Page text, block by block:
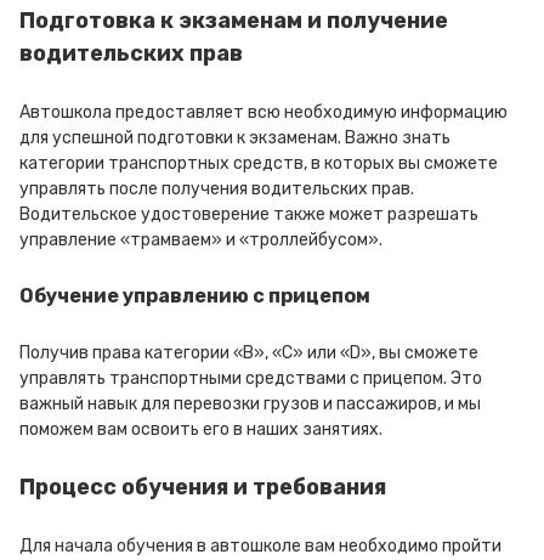
Подготовка к экзаменам и получение
водительских прав
Автошкола предоставляет всю необходимую информацию
для успешной подготовки к экзаменам. Важно знать
категории транспортных средств, в которых вы сможете
управлять после получения водительских прав.
Водительское удостоверение также может разрешать
управление «трамваем» и «троллейбусом».
Обучение управлению с прицепом
Получив права категории «В», «С» или «D», вы сможете
управлять транспортными средствами с прицепом. Это
важный навык для перевозки грузов и пассажиров, и мы
поможем вам освоить его в наших занятиях.
Процесс обучения и требования
Для начала обучения в автошколе вам необходимо пройти